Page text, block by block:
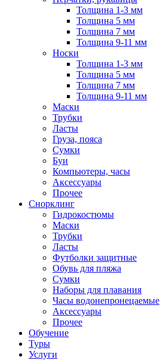
Толщина 1-3 мм
Толщина 5 мм
Толщина 7 мм
Толщина 9-11 мм
Носки
Толщина 1-3 мм
Толщина 5 мм
Толщина 7 мм
Толщина 9-11 мм
Маски
Трубки
Ласты
Груза, пояса
Сумки
Буи
Компьютеры, часы
Аксессуары
Прочее
Снорклинг
Гидрокостюмы
Маски
Трубки
Ласты
Футболки защитные
Обувь для пляжа
Сумки
Наборы для плавания
Часы водонепронецаемые
Аксессуары
Прочее
Обучение
Туры
Услуги